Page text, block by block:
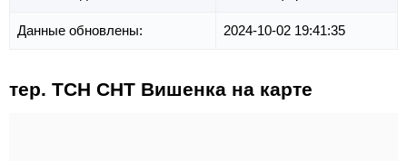
Данные обновлены: 2024-10-02 19:41:35
тер. ТСН СНТ Вишенка на карте